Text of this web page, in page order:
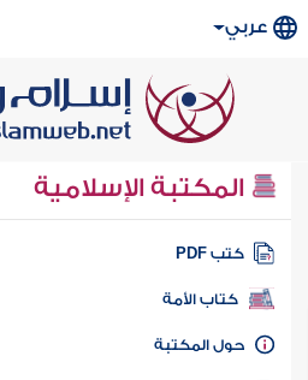
عربي
المكتبة الإسلامية
كتب PDF
كتاب الأمة